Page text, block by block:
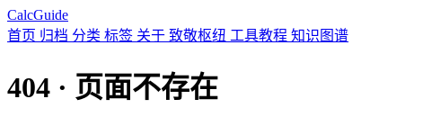
CalcGuide
首页 归档 分类 标签 关于 致敬枢纽 工具教程 知识图谱
404 · 页面不存在